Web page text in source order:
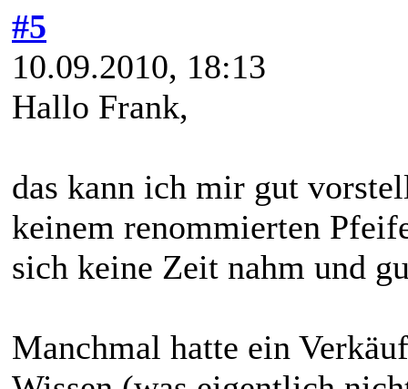
#5
10.09.2010, 18:13
Hallo Frank,
das kann ich mir gut
keinem renommierten
sich keine Zeit nahm und
Manchmal hatte ein